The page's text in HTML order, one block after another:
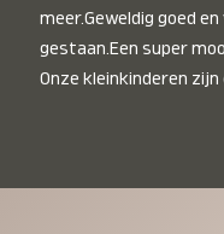
meer.Geweldig goed
gestaan.Een super
Onze kleinkinderen